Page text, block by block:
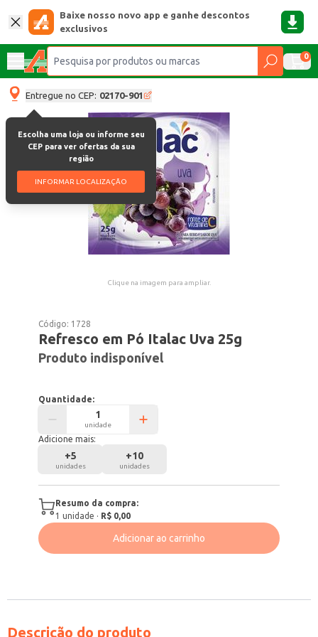
Baixe nosso novo app e ganhe descontos
exclusivos
0
Entregue no CEP: 02170-901
Escolha uma loja ou informe seu
CEP para ver ofertas da sua
região
INFORMAR LOCALIZAÇÃO
Clique na imagem para ampliar.
Código: 1728
Refresco em Pó Italac Uva 25g
Produto indisponível
Quantidade:
unidade
Adicione mais:
+5
unidades
+10
unidades
Resumo da compra:
1 unidade · R$ 0,00
Adicionar ao carrinho
Descrição do produto